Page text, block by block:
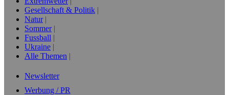
Gesellschaft & Politik
Natur
Sommer
Fussball
Ukraine
Alle Themen
Newsletter
Werbung / PR